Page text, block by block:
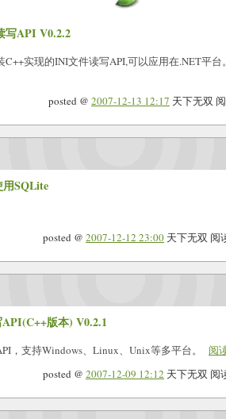
写API V0.2.2
实现的INI文件读写API,可以应用在.NET平台。
posted @ 2007-12-13 12:17 天下无双
用SQLite
posted @ 2007-12-12 23:00 天下无双 阅
版本) V0.2.1
，支持Windows、Linux、Unix等多平台。 阅
posted @ 2007-12-09 12:12 天下无双 阅